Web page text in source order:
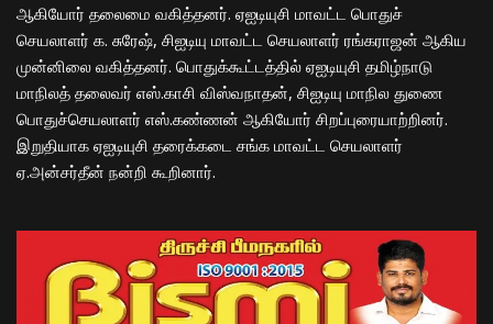
ஆகியோர் தலைமை வகித்தனர். ஏஐடியுசி மாவட்ட பொதுச்
செயலாளர் க. சுரேஷ், சிஐடியு மாவட்ட செயலாளர் ரங்கராஜன் ஆகிய
முன்னிலை வகித்தனர். பொதுக்கூட்டத்தில் ஏஐடியுசி தமிழ்நாடு
மாநிலத் தலைவர் எஸ்.காசி விஸ்வநாதன், சிஐடியு மாநில துணை
பொதுச்செயலாளர் எஸ்.கண்ணன் ஆகியோர் சிறப்புரையாற்றினர்.
இறுதியாக ஏஐடியுசி தரைக்கடை சங்க மாவட்ட செயலாளர்
ஏ.அன்சர்தீன் நன்றி கூறினார்.